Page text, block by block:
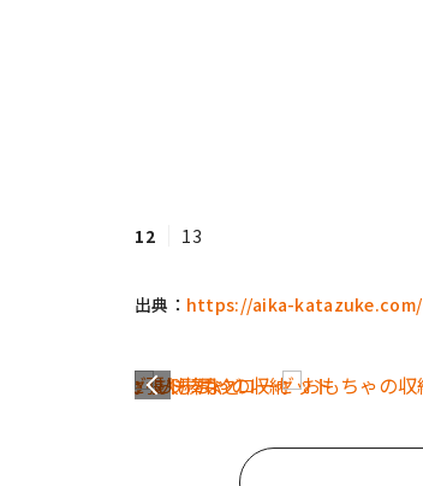
12 13
出典： https://aika-katazuke.com/